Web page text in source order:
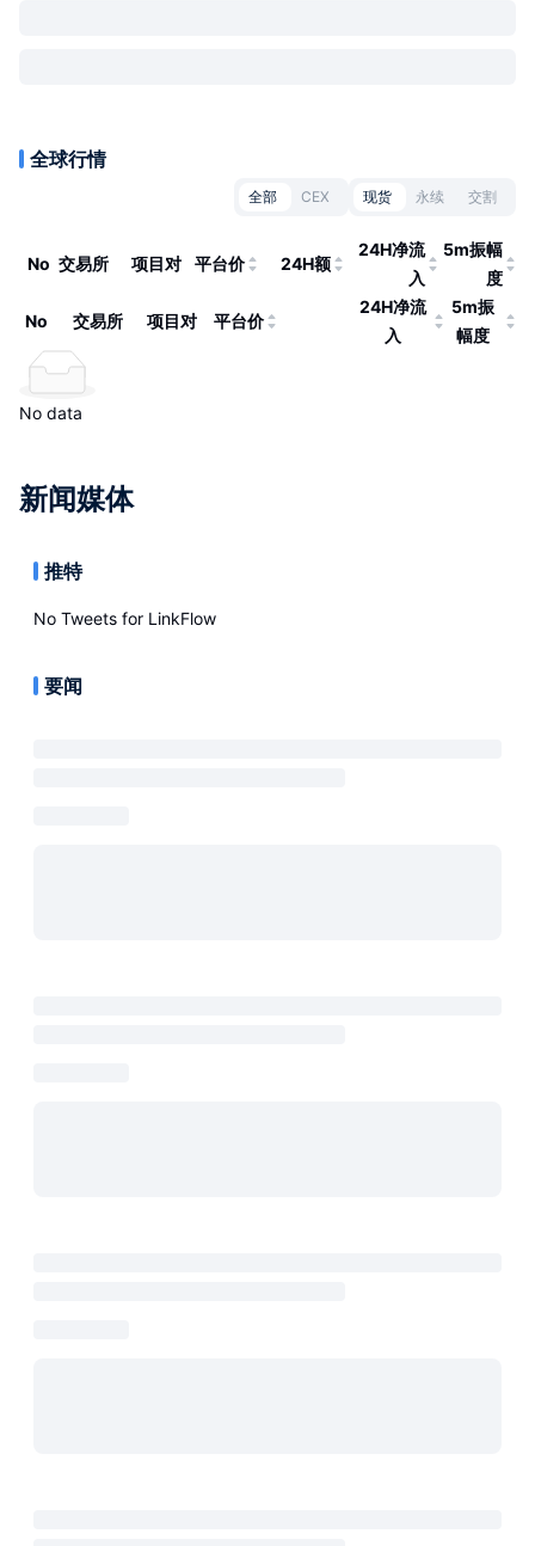
全球行情
全部 CEX 现货 永续 交割
No 交易所 项目对 平台价 24H额
24H净流
入
5m振幅
度
No 交易所 项目对 平台价
24H净流
入
5m振
幅度
No data
新闻媒体
推特
No Tweets for LinkFlow
要闻